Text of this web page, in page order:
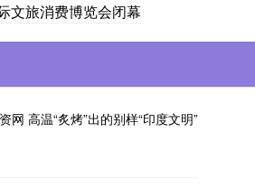
文旅消费博览会闭幕
网 高温“炙烤”出的别样“印度文明”